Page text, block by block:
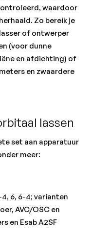
waardoor
Zo bereik je
of ontwerper
(voor dunne
en afdichting) of
en zwaardere
lassen
set aan apparatuur
meer:
6, 6-4; varianten
AVC/OSC en
en Esab A2SF